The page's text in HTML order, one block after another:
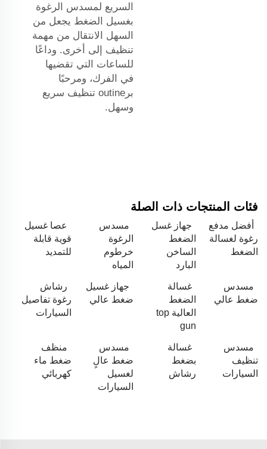
السريع لمسدس الرغوة
بغسيل الضغط يجعل من
السهل الانتقال من مهمة
تنظيف إلى أخرى. وداعًا
للساعات التي تقضيها
في الفرك، ومرحبًا
برoutine تنظيف سريع
وسهل.
فئات المنتجات ذات الصلة
أفضل مدفع
رغوة لغسالة
الضغط
جهاز غسل
الضغط
الساخن
البارد
مسدس
الرغوة
خرطوم
المياه
عصا غسيل
قوية قابلة
للتمديد
مسدس
ضغط عالي
غسالة
الضغط
العالية top
gun
جهاز غسيل
ضغط عالي
رشاش
رغوة تفاصيل
السيارات
مسدس
تنظيف
السيارات
غسالة
بضغط
رشاش
مسدس
ضغط عالٍ
لغسيل
السيارات
منظف
ضغط ماء
كهربائي